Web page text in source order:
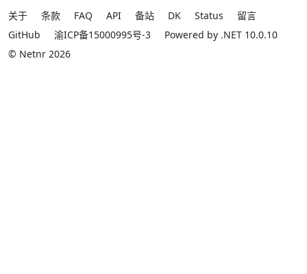
关于 条款 FAQ API 备站 DK Status
留言
GitHub
渝ICP备15000995号-3
Powered by .NET 10.0.10
© Netnr 2026